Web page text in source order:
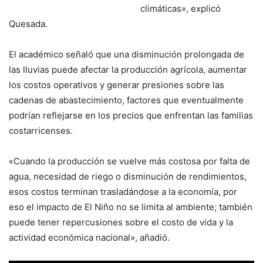
climáticas», explicó
Quesada.
El académico señaló que una disminución prolongada de
las lluvias puede afectar la producción agrícola, aumentar
los costos operativos y generar presiones sobre las
cadenas de abastecimiento, factores que eventualmente
podrían reflejarse en los precios que enfrentan las familias
costarricenses.
«Cuando la producción se vuelve más costosa por falta de
agua, necesidad de riego o disminución de rendimientos,
esos costos terminan trasladándose a la economía, por
eso el impacto de El Niño no se limita al ambiente; también
puede tener repercusiones sobre el costo de vida y la
actividad económica nacional», añadió.